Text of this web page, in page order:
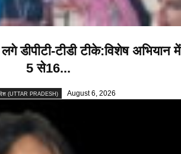
डीपीटी-टीडी टीके:विशेष अभियान में
5 से16...
(UTTAR PRADESH) August 6, 2026